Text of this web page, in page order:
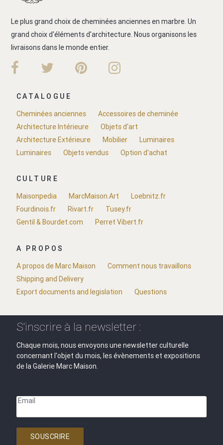
Le plus grand choix de cheminées anciennes en marbre. Un
grand choix d'éléments d'architecture. Nous organisons les
livraisons dans le monde entier.
CATALOGUE
Cheminées anciennes
Accessoires de cheminée
Architecture Intérieure
Objets d'art
Architecture Extérieure
Mobilier
Luminaires
Luminaires
Objets vendus Option d'achat
CULTURE
Maisonpedia
MarcMaison.Art
Loebnitz.fr
Fourdinois.fr
Rivart.fr
Tusey.fr
Gentil & Bourdet.com
Perret Vibert.fr
A PROPOS
A propos de Marc Maison
Comment nous travaillons
Shipping and Delivery
Export documents and legislation
Questions
S'inscrire à la newsletter :
Chaque mois, nous envoyons une newsletter culturelle
concernant l'objet du mois, les évènements et expositions
de la Galerie Marc Maison.
Email
SOUSCRIRE